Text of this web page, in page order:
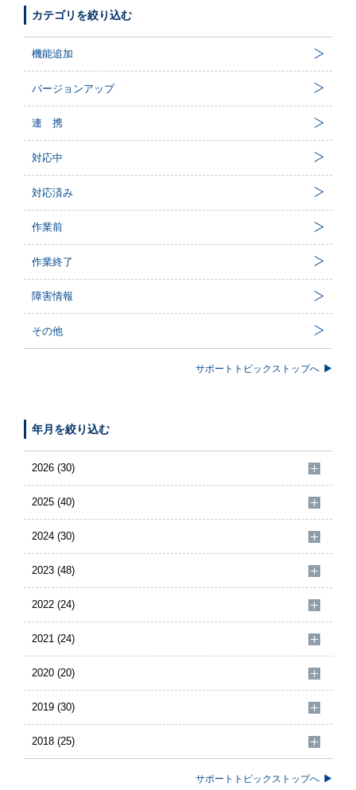
カテゴリを絞り込む
機能追加
バージョンアップ
連 携
対応中
対応済み
作業前
作業終了
障害情報
その他
サポートトピックストップへ
年月を絞り込む
2026 (30)
2025 (40)
2024 (30)
2023 (48)
2022 (24)
2021 (24)
2020 (20)
2019 (30)
2018 (25)
サポートトピックストップへ